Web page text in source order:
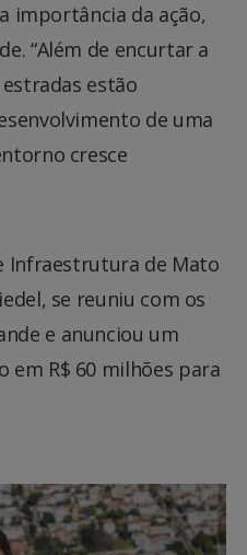
importância da ação,
“Além de encurtar a
estão
de uma
cresce
Infraestrutura de Mato
se reuniu com os
e anunciou um
em R$ 60 milhões para